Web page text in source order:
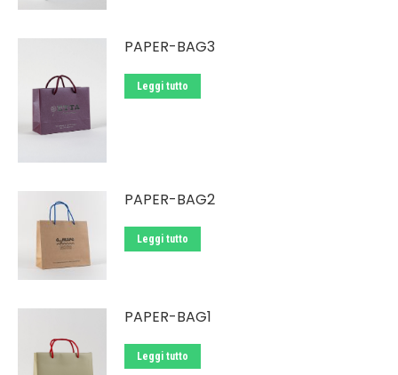
PAPER-BAG3
Leggi tutto
PAPER-BAG2
Leggi tutto
PAPER-BAG1
Leggi tutto